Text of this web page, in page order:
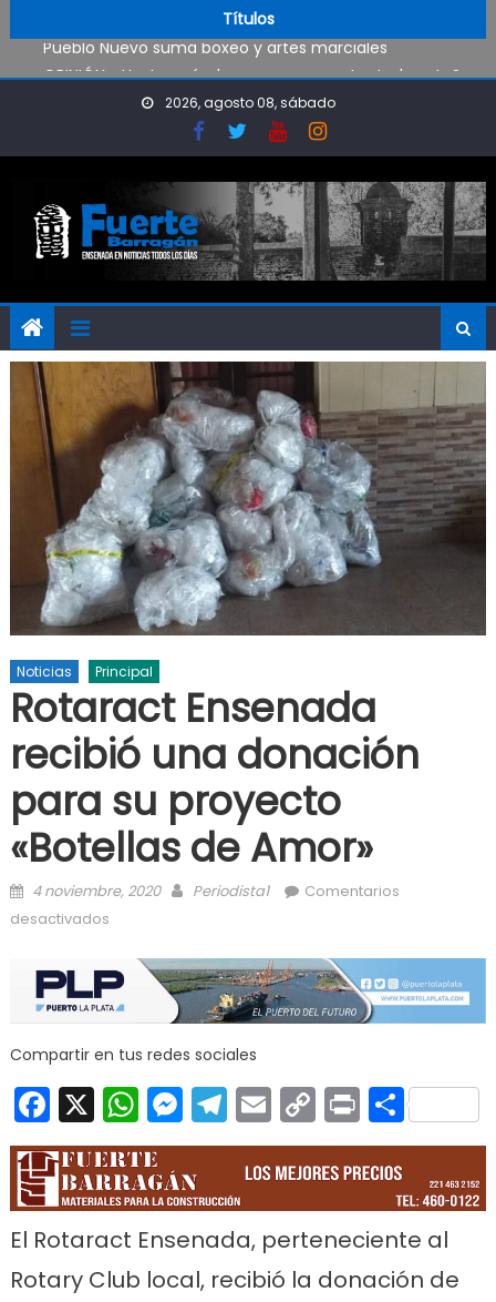
Títulos
Pueblo Nuevo suma boxeo y artes marciales
OPINIÓN: ¿Hasta cuándo vamos a soportar todo esto?
El Rojo juega este sábado en Ensenada y necesita ganar
2026, agosto 08, sábado
Noticias Principal
Rotaract Ensenada
recibió una donación
para su proyecto
«Botellas de Amor»
Posted on
4 noviembre, 2020 Author
Periodista1
Comentarios
desactivados
Compartir en tus redes sociales
Facebook
X WhatsApp
Messenger
Telegram
EmailCopy
Link
Print
El Rotaract Ensenada, perteneciente al
Rotary Club local, recibió la donación de